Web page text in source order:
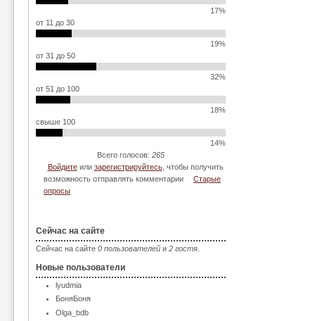
17%
от 11 до 30
19%
от 31 до 50
32%
от 51 до 100
18%
свыше 100
14%
Всего голосов: 265
Войдитеили зарегистрируйтесь, чтобы получить
возможность отправлять комментарии
Старые
опросы
Сейчас на сайте
Сейчас на сайте 0 пользователей и 2 гостя
Новые пользователи
lyudmia
БоняБоня
Olga_bdb